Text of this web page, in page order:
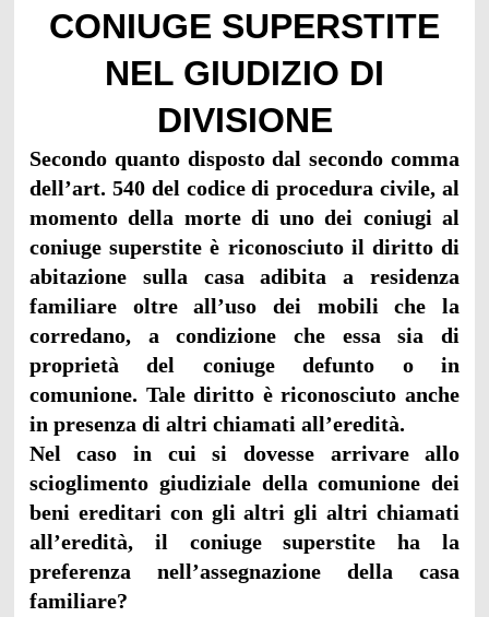
CONIUGE SUPERSTITE
NEL GIUDIZIO DI
DIVISIONE
Secondo quanto disposto dal secondo comma
dell’art. 540 del codice di procedura civile, al
momento della morte di uno dei coniugi al
coniuge superstite è riconosciuto il diritto di
abitazione sulla casa adibita a residenza
familiare oltre all’uso dei mobili che la
corredano, a condizione che essa sia di
proprietà del coniuge defunto o in
comunione. Tale diritto è riconosciuto anche
in presenza di altri chiamati all’eredità.
Nel caso in cui si dovesse arrivare allo
scioglimento giudiziale della comunione dei
beni ereditari con gli altri gli altri chiamati
all’eredità, il coniuge superstite ha la
preferenza nell’assegnazione della casa
familiare?